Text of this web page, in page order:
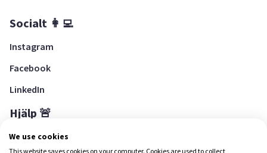
Socialt 👩‍💻
Instagram
Facebook
LinkedIn
Hjälp 🚨
Hjälpcenter
We use cookies
This website saves cookies on your computer. Cookies are used to collect